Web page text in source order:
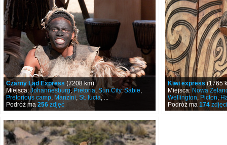
Czarny Ląd Express (7208 km)
Miejsca:Johannesburg,Pretoria, Sun City,Sabie,
Pretorious camp, Manzini, St. lucia, ...
Podróż ma 256 zdjęć
Kiwi express (1765
Miejsca: Nowa
Wellington, Picton,
Podróż ma 174